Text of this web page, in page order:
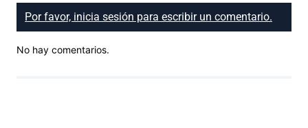
Por favor, inicia sesión para escribir un comentario.
No hay comentarios.